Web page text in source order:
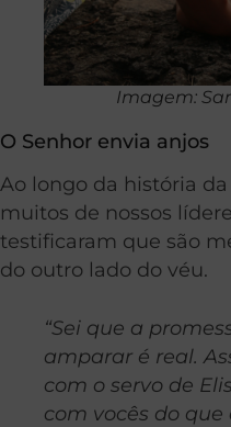
Imagem:
O Senhor envia anjos
Ao longo da história
muitos de nossos
testificaram que são
do outro lado do véu.
“Sei que a
amparar é real.
com o servo de
com vocês do que